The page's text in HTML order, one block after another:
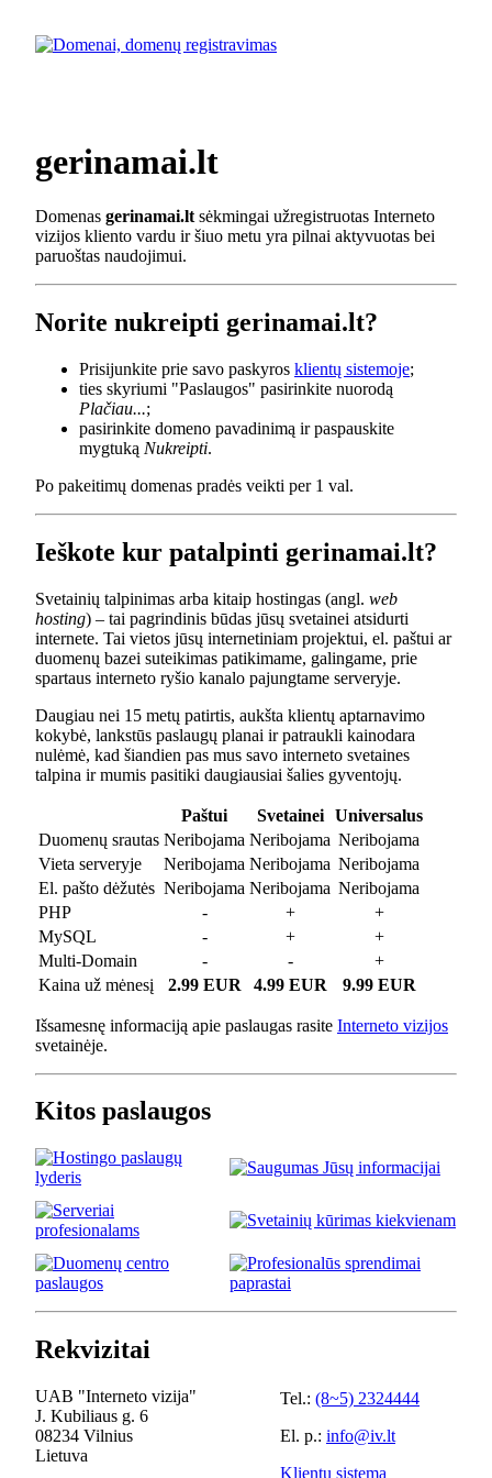
gerinamai.lt
Domenas gerinamai.lt sėkmingai užregistruotas Interneto
vizijos kliento vardu ir šiuo metu yra pilnai aktyvuotas bei
paruoštas naudojimui.
Norite nukreipti gerinamai.lt?
Prisijunkite prie savo paskyros klientų sistemoje;
ties skyriumi "Paslaugos" pasirinkite nuorodą
Plačiau...;
pasirinkite domeno pavadinimą ir paspauskite
mygtuką Nukreipti.
Po pakeitimų domenas pradės veikti per 1 val.
Ieškote kur patalpinti gerinamai.lt?
Svetainių talpinimas arba kitaip hostingas (angl. web
hosting) – tai pagrindinis būdas jūsų svetainei atsidurti
internete. Tai vietos jūsų internetiniam projektui, el. paštui ar
duomenų bazei suteikimas patikimame, galingame, prie
spartaus interneto ryšio kanalo pajungtame serveryje.
Daugiau nei 15 metų patirtis, aukšta klientų aptarnavimo
kokybė, lankstūs paslaugų planai ir patraukli kainodara
nulėmė, kad šiandien pas mus savo interneto svetaines
talpina ir mumis pasitiki daugiausiai šalies gyventojų.
Paštui Svetainei
Universalus
Duomenų srautas Neribojama Neribojama Neribojama
Vieta serveryje
Neribojama Neribojama Neribojama
El. pašto dėžutės Neribojama Neribojama Neribojama
PHP
- +
+
MySQL
- +
+
Multi-Domain
- -
+
Kaina už mėnesį
2.99 EUR 4.99 EUR 9.99 EUR
Išsamesnę informaciją apie paslaugas rasite Interneto vizijos
svetainėje.
Kitos paslaugos
Rekvizitai
UAB "Interneto vizija"
J. Kubiliaus g. 6
08234 Vilnius
Lietuva
Tel.: (8~5) 2324444
El. p.: info@iv.lt
Klientų sistema